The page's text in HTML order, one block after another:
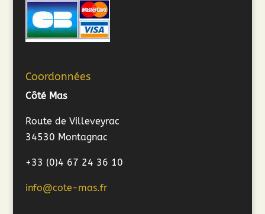
Coordonnées
Côté Mas
Route de Villeveyrac
34530 Montagnac
+33 (0)4 67 24 36 10
info@cote-mas.fr